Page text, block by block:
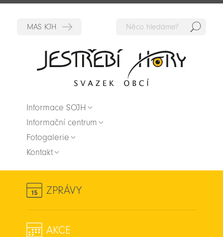
Informace SOJH
Informační centrum
Fotogalerie
Kontakt
ZPRÁVY
AKCE